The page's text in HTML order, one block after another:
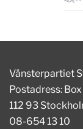
Vänsterpartiet
Postadress:
112 93
08-654 13 10